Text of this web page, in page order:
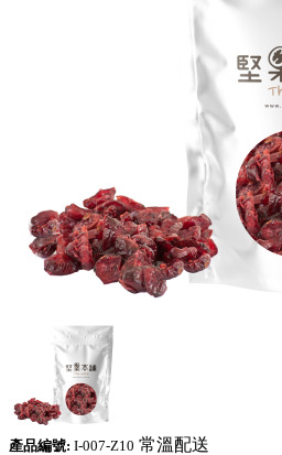
產品編號: I-007-Z10 常溫配送